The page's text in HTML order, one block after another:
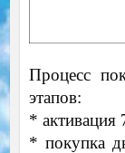
Процесс
этапов:
* активация
* покупка